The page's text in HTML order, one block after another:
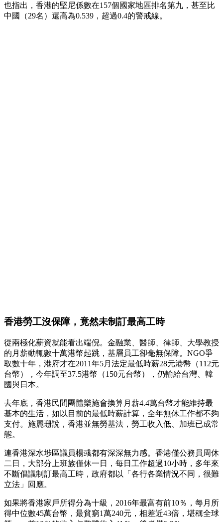
也指出，香港的堅尼係數在157個國家地區排名第九，甚至比
中國（29名）還高為0.539，超過0.4的警戒線。
香港勞工沒保障，竟然未制訂最高工時
從兩極化薪資就能看出端倪。金融業、醫師、律師、大學教授
的月薪動輒數十萬港幣起跳，基層員工卻毫無保障。NGO爭
取數十年，港府才在2011年5月法定最低時薪28元港幣（112元
台幣），今年調至37.5港幣（150元台幣），仍輸給台灣、韓
國與日本。
去年底，香港民間團體樂施會換算月薪4.4萬台幣才能維持最
基本的生活，如以目前的最低時薪計算，全年無休工作都不夠
支付。施麗珊說，香港並無勞基法，勞工收入低、加班已成常
態。
連香港深水埗區議員楊彧都有深深無力感。香港僅公務員周休
二日，大部分上班族僅休一日，每日工作超過10小時，多年來
不斷倡議制訂最高工時，政府都以「各行各業情況不同，很難
立法」回應。
如果將香港家戶所得分為十級，2016年最富有前10％，每月所
得中位數45萬台幣，最貧窮1萬240元，相差近43倍，堪稱全球